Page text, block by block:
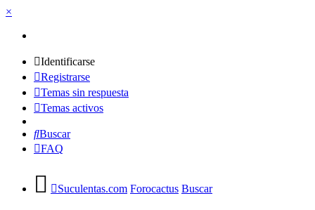
×
Identificarse
Registrarse
Temas sin respuesta
Temas activos
Buscar
FAQ
Suculentas.com Forocactus Buscar